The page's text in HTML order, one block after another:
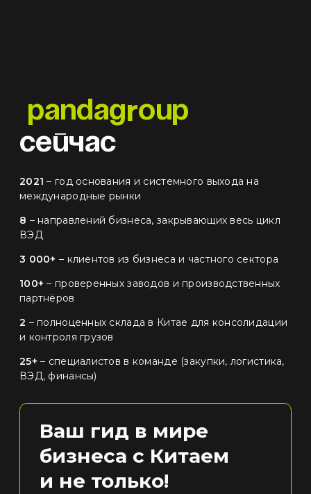
pandagroup
сейчас
2021 – год основания и системного выхода на
международные рынки
8 – направлений бизнеса, закрывающих весь цикл
ВЭД
3 000+ – клиентов из бизнеса и частного сектора
100+ – проверенных заводов и производственных
партнёров
2 – полноценных склада в Китае для консолидации
и контроля грузов
25+ – специалистов в команде (закупки, логистика,
ВЭД, финансы)
Ваш гид в мире
бизнеса с Китаем
и не только!